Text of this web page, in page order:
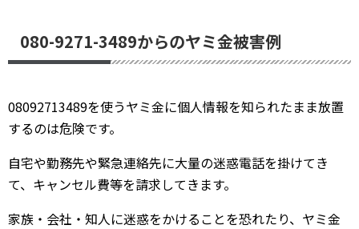
080-9271-3489からのヤミ金被害例
08092713489を使うヤミ金に個人情報を知られたまま放置
するのは危険です。
自宅や勤務先や緊急連絡先に大量の迷惑電話を掛けてき
て、キャンセル費等を請求してきます。
家族・会社・知人に迷惑をかけることを恐れたり、ヤミ金